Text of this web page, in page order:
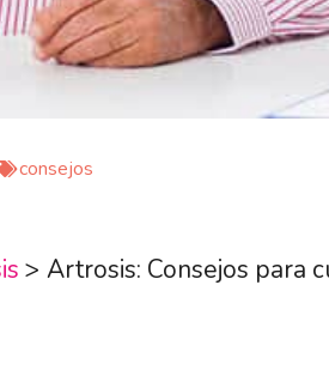
consejos
> Artrosis: Consejos para